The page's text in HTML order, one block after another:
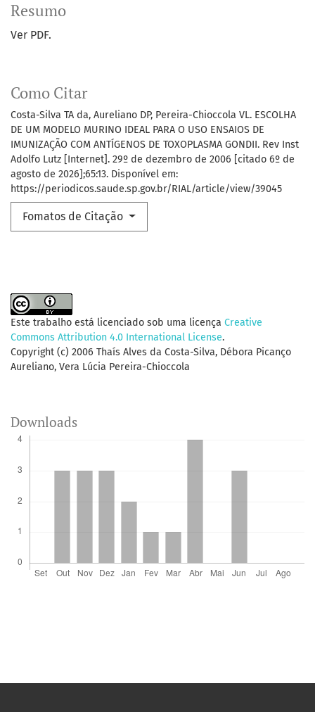
Como Citar
Costa-Silva TA da, Aureliano DP, Pereira-Chioccola VL. ESCOLHA
DE UM MODELO MURINO IDEAL PARA O USO ENSAIOS DE
IMUNIZAÇÃO COM ANTÍGENOS DE TOXOPLASMA GONDII. Rev Inst
Adolfo Lutz [Internet]. 29º de dezembro de 2006 [citado 6º de
agosto de 2026];65:13. Disponível em:
https://periodicos.saude.sp.gov.br/RIAL/article/view/39045
Fomatos de Citação
Resumo
Ver PDF.
Este trabalho está licenciado sob uma licença Creative
Commons Attribution 4.0 International License.
Copyright (c) 2006 Thaís Alves da Costa-Silva, Débora Picanço
Aureliano, Vera Lúcia Pereira-Chioccola
Downloads